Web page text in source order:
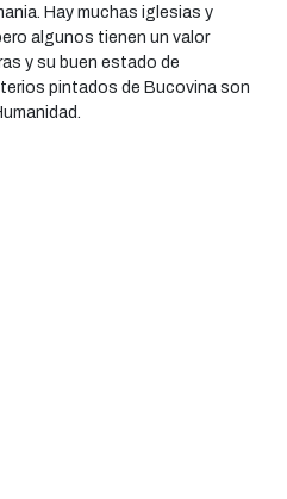
Hay muchas iglesias y
algunos tienen un valor
y su buen estado de
pintados de Bucovina son